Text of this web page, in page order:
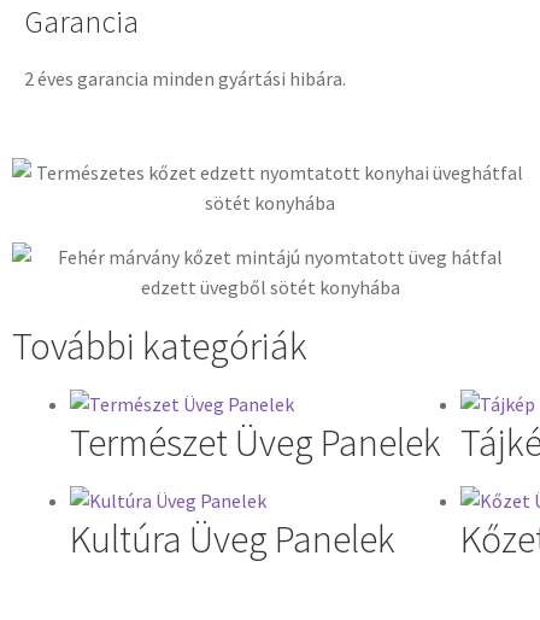
Garancia
2 éves garancia minden gyártási hibára.
További kategóriák
Természet Üveg Panelek
Kultúra Üveg Panelek